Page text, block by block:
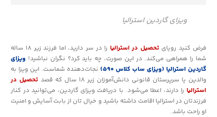
ویزای گاردین استرالیا
فرض کنید رویای تحصیل در استرالیا
را در سر دارید، اما فرزند زیر ۱۸ ساله
شما را همراهی می‌کند. در این صورت، چه باید کرد؟ نگران نباشید! ویزای
گاردین استرالیا (ویزای ساب کلاس ۵۹۰)
نجات‌دهنده شماست. این ویزا به
والدین یا سرپرستان قانونی دانش‌آموزان زیر ۱۸ سال که قصد
تحصیل در
استرالیا را دارند، اعطا می‌شود. با دریافت ویزای گاردین، می‌توانید در کنار
فرزندتان در استرالیا اقامت داشته باشید و خیال تان از بابت آسایش و امنیت
او راحت باشد.